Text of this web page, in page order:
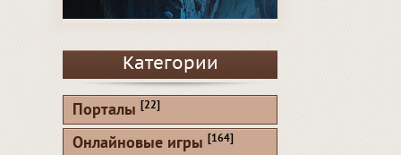
Категории
Порталы [22]
Онлайновые игры [164]